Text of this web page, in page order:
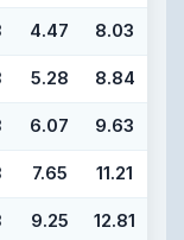
4.47 8.03
5.28 8.84
6.07 9.63
7.65 11.21
9.25 12.81